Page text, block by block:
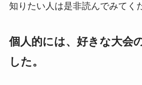
知りたい人は是非読んでみてく
個人的には、好きな大会
した。